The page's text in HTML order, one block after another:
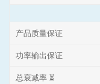
产品质量保证
功率输出保证
总衰减率 ⏳